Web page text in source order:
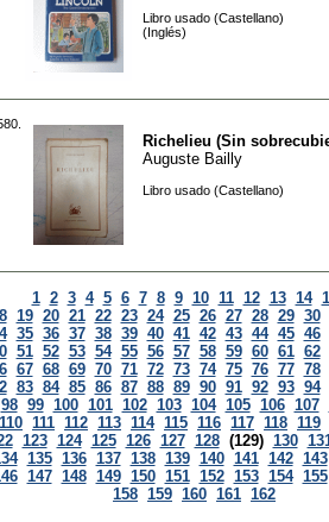
Libro usado (Castellano)
(Inglés)
Richelieu (Sin
Auguste Bailly
Libro usado (Castellano)
1 2 3 4 5 6 7 8 9 10 11 12 13 14
19 20 21 22 23 24 25 26 27 28 29 30
35 36 37 38 39 40 41 42 43 44 45 46
51 52 53 54 55 56 57 58 59 60 61 62
67 68 69 70 71 72 73 74 75 76 77 78
83 84 85 86 87 88 89 90 91 92 93 94
98 99 100 101 102 103 104 105 106 107
110 111 112 113 114 115 116 117 118 119
123 124 125 126 127 128 (129) 130
135 136 137 138 139 140 141 142 143
147 148 149 150 151 152 153 154 155
158 159 160 161 162